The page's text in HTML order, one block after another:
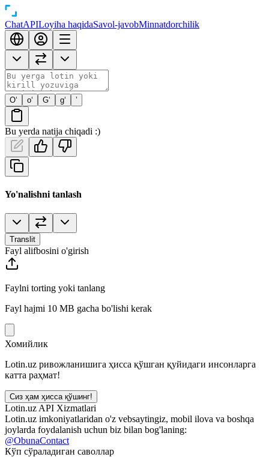
ChatAPILoyiha haqidaSavol-javobMinnatdorchilik
O‘ o‘ G‘ g‘ ’
Bu yerda natija chiqadi :)
Yo'nalishni tanlash
Translit
Fayl alifbosini o'girish
Faylni torting yoki tanlang
Fayl hajmi 10 MB gacha bo'lishi kerak
Хомийлик
Lotin.uz ривожланишига ҳисса қўшган қуйидаги инсонларга
катта раҳмат!
Сиз ҳам ҳисса қўшинг!
Lotin.uz API Xizmatlari
Lotin.uz imkoniyatlaridan o'z vebsaytingiz, mobil ilova va boshqa
joylarda foydalanish uchun biz bilan bog'laning:
@ObunaContact
Кўп сўраладиган саволлар